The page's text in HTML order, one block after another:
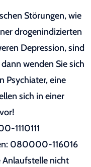
Störungen, wie
drogenindizierten
Depression, sind
wenden Sie sich
Psychiater, eine
sich in einer
1110111
080000-116016
Anlaufstelle nicht